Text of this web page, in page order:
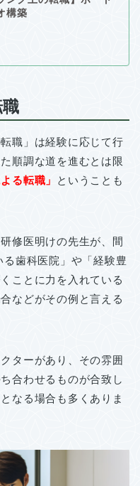
構築
職」は経験に応じて行
順調な道を進むとは限
る転職」
ということも
修医明けの先生が、間
歯科医院」や「経験豊
ことに力を入れている
などがその例と言える
ターがあり、その雰囲
合わせるものが合致し
なる場合も多くありま